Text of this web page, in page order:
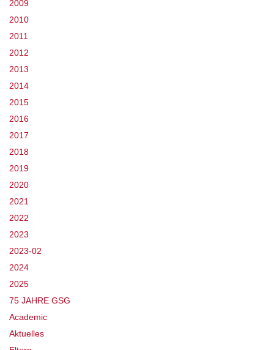
2009
2010
2011
2012
2013
2014
2015
2016
2017
2018
2019
2020
2021
2022
2023
2023-02
2024
2025
75 JAHRE GSG
Academic
Aktuelles